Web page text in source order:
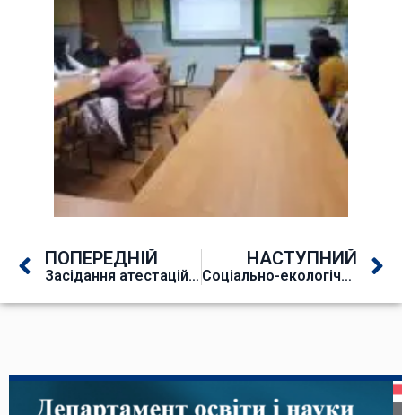
ПОПЕРЕДНІЙ
Засідання атестаційної комісії
НАСТУПНИЙ
Соціально-екологічна акція